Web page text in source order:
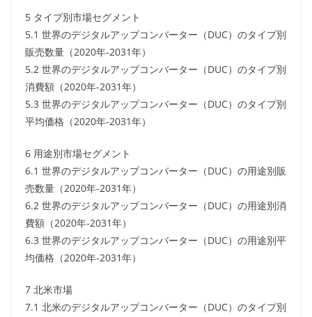
5 タイプ別市場セグメント
5.1 世界のデジタルアップコンバーター（DUC）のタイプ別
販売数量（2020年-2031年）
5.2 世界のデジタルアップコンバーター（DUC）のタイプ別
消費額（2020年-2031年）
5.3 世界のデジタルアップコンバーター（DUC）のタイプ別
平均価格（2020年-2031年）
6 用途別市場セグメント
6.1 世界のデジタルアップコンバーター（DUC）の用途別販
売数量（2020年-2031年）
6.2 世界のデジタルアップコンバーター（DUC）の用途別消
費額（2020年-2031年）
6.3 世界のデジタルアップコンバーター（DUC）の用途別平
均価格（2020年-2031年）
7 北米市場
7.1 北米のデジタルアップコンバーター（DUC）のタイプ別